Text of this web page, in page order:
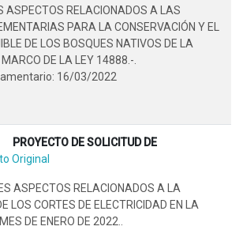
ASPECTOS RELACIONADOS A LAS
PARA LA CONSERVACIÓN Y EL
DE LOS BOSQUES NATIVOS DE LA
MARCO DE LA LEY 14888.-.
16/03/2022
PROYECTO DE SOLICITUD DE
Original
ASPECTOS RELACIONADOS A LA
LOS CORTES DE ELECTRICIDAD EN LA
DE ENERO DE 2022..